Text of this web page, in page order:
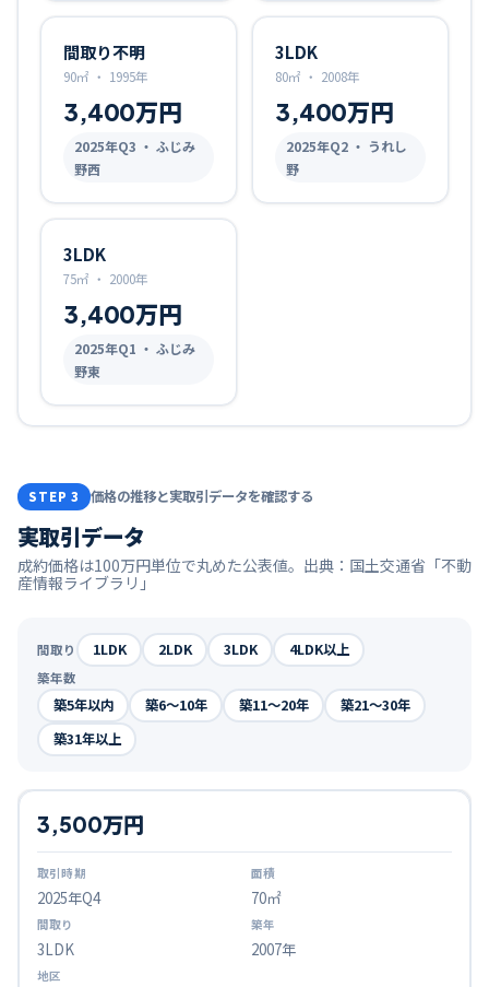
間取り不明
90㎡ ・ 1995年
3,400万円
2025年Q3 ・ ふじみ
野西
3LDK
80㎡ ・ 2008年
3,400万円
2025年Q2 ・ うれし
野
3LDK
75㎡ ・ 2000年
3,400万円
2025年Q1 ・ ふじみ
野東
STEP 3 価格の推移と実取引データを確認する
実取引データ
成約価格は100万円単位で丸めた公表値。出典：国土交通省「不動
産情報ライブラリ」
間取り 1LDK 2LDK 3LDK 4LDK以上
築年数
築5年以内 築6〜10年 築11〜20年
築21〜30年
築31年以上
2025年Q4
3,500万円
70㎡
3LDK 2007年